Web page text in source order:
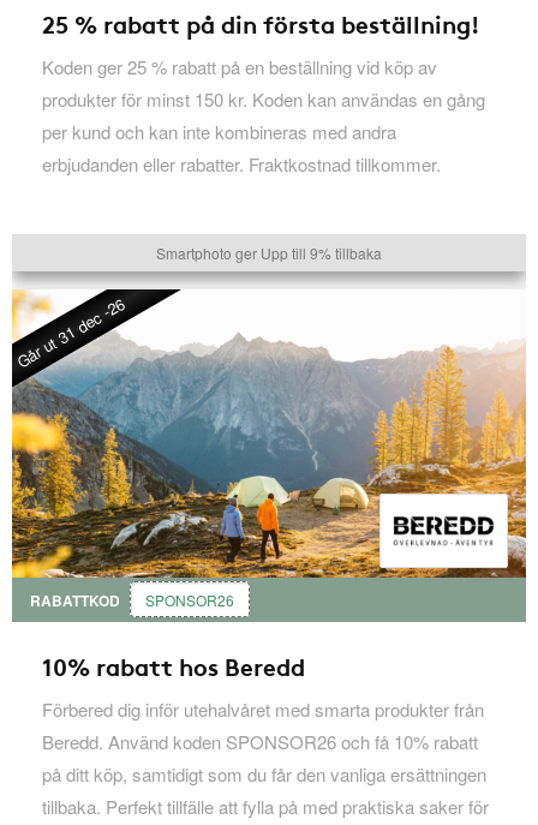
25 % rabatt på din första beställning!
Koden ger 25 % rabatt på en beställning vid köp av
produkter för minst 150 kr. Koden kan användas en gång
per kund och kan inte kombineras med andra
erbjudanden eller rabatter. Fraktkostnad tillkommer.
Smartphoto ger Upp till 9% tillbaka
Går ut 31 dec -26
RABATTKOD SPONSOR26
10% rabatt hos Beredd
Förbered dig inför utehalvåret med smarta produkter från
Beredd. Använd koden SPONSOR26 och få 10% rabatt
på ditt köp, samtidigt som du får den vanliga ersättningen
tillbaka. Perfekt tillfälle att fylla på med praktiska saker för